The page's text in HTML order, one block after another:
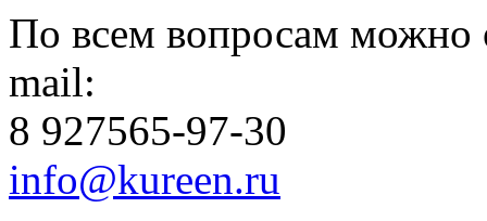
По всем вопросам можно
mail:
8 927565-97-30
info@kureen.ru